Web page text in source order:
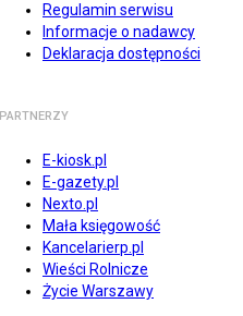
Regulamin serwisu
Informacje o nadawcy
Deklaracja dostępności
PARTNERZY
E-kiosk.pl
E-gazety.pl
Nexto.pl
Mała księgowość
Kancelarierp.pl
Wieści Rolnicze
Życie Warszawy